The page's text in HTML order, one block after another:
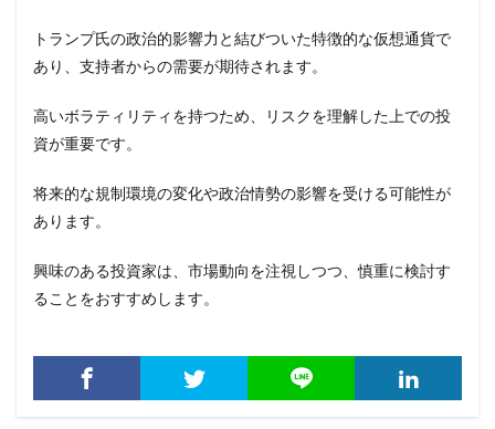
トランプ氏の政治的影響力と結びついた特徴的な仮想通貨で
あり、支持者からの需要が期待されます。
高いボラティリティを持つため、リスクを理解した上での投
資が重要です。
将来的な規制環境の変化や政治情勢の影響を受ける可能性が
あります。
興味のある投資家は、市場動向を注視しつつ、慎重に検討す
ることをおすすめします。